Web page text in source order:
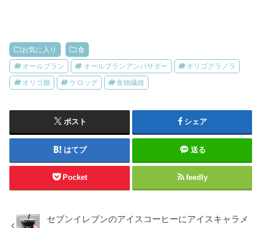
お気に入り 食
オールブラン オールブランアンバサダー オリゴグラノラ
オリゴ糖 ケロッグ 食物繊維
ポスト シェア
はてブ 送る
Pocket feedly
セブンイレブンのアイスコーヒーにアイスキャラメ